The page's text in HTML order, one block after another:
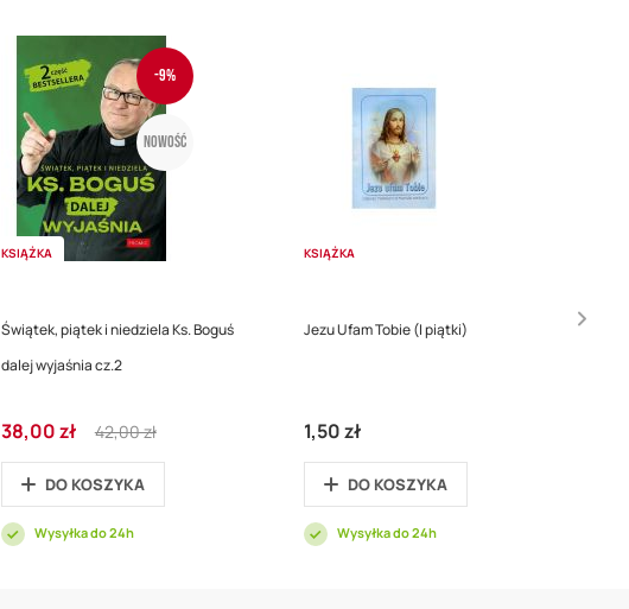
-9%
Nowość
KSIĄŻKA
Świątek, piątek i niedziela Ks. Boguś
dalej wyjaśnia cz.2
Cena
promocyjna
38,00 zł
Regular
Price
42,00 zł
DO KOSZYKA
Wysyłka do 24h
KSIĄŻKA
Jezu Ufam Tobie (I piątki)
1,50 zł
DO KOSZYKA
Wysyłka do 24h